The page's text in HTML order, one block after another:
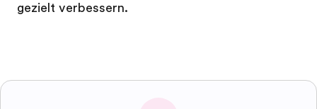
gezielt verbessern.